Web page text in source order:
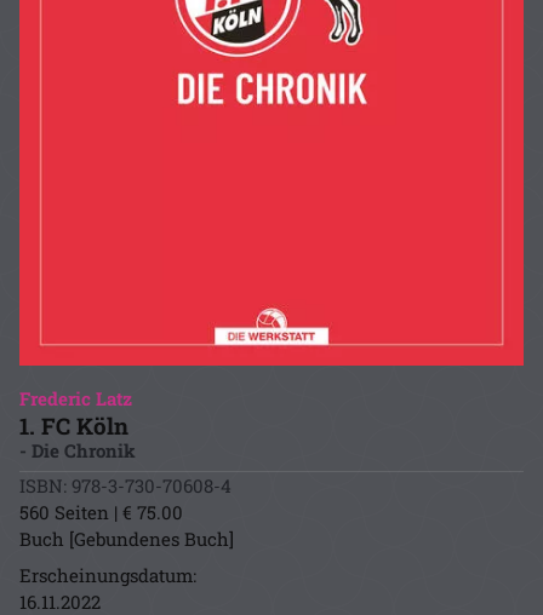
Frederic Latz
1. FC Köln
- Die Chronik
ISBN: 978-3-730-70608-4
560 Seiten | € 75.00
Buch [Gebundenes Buch]
Erscheinungsdatum:
16.11.2022